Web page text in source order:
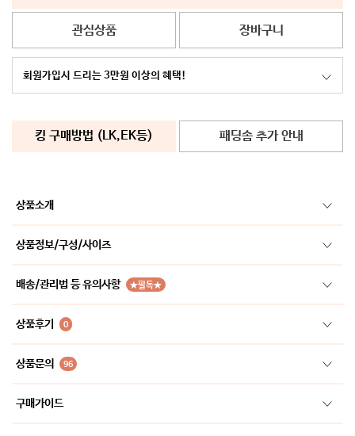
관심상품 장바구니
회원가입시 드리는 3만원 이상의 혜택!
킹 구매방법 (LK,EK등) 패딩솜 추가 안내
상품소개
상품정보/구성/사이즈
배송/관리법 등 유의사항 ★필독★
상품후기 0
상품문의 96
구매가이드